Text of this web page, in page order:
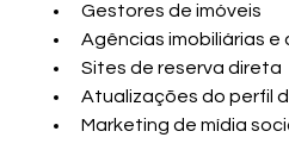
Gestores de imóveis
Agências imobiliárias e
Sites de reserva direta
Atualizações do perfil
Marketing de mídia